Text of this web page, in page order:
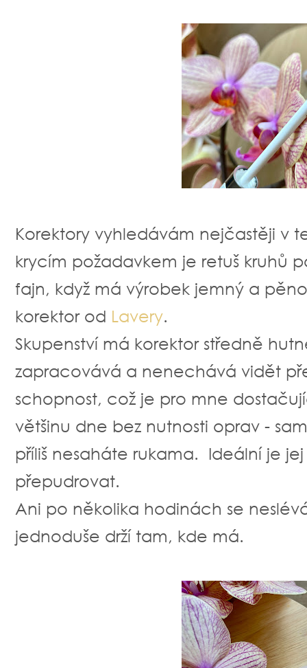
Korektory vyhledávám nejčastěji v
krycím požadavkem je retuš kruhů
fajn, když má výrobek jemný a
korektor od Lavery.
Skupenství má korektor středně
zapracovává a nenechává vidět
schopnost, což je pro mne
většinu dne bez nutnosti oprav -
příliš nesaháte rukama. Ideální je
přepudrovat.
Ani po několika hodinách se
jednoduše drží tam, kde má.